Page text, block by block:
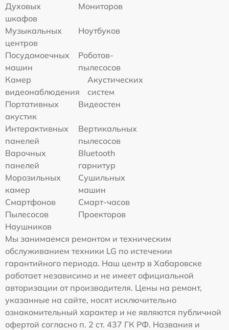
Духовых
шкафов
Мониторов
Музыкальных
центров
Ноутбуков
Посудомоечных
машин
Роботов-
пылесосов
Камер
видеонаблюдения
Акустических
систем
Портативных
акустик
Видеостен
Интерактивных
панелей
Вертикальных
пылесосов
Варочных
панелей
Bluetooth
гарнитур
Морозильных
камер
Сушильных
машин
Смартфонов
Смарт-часов
Пылесосов
Проекторов
Наушников
Мы занимаемся ремонтом и техническим
обслуживанием техники LG по истечении
гарантийного периода. Наш центр в Хабаровске
работает независимо и не имеет официальной
авторизации от производителя. Цены на ремонт,
указанные на сайте, носят исключительно
ознакомительный характер и не являются публичной
офертой согласно п. 2 ст. 437 ГК РФ. Названия и